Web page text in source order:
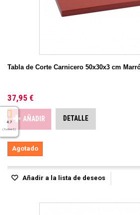
Tabla de Corte Carnicero 50x30x3 cm
37,95 €
AÑADIR DETALLE
Agotado
Añadir a la lista de deseos
4.7
( Sobre 5 )